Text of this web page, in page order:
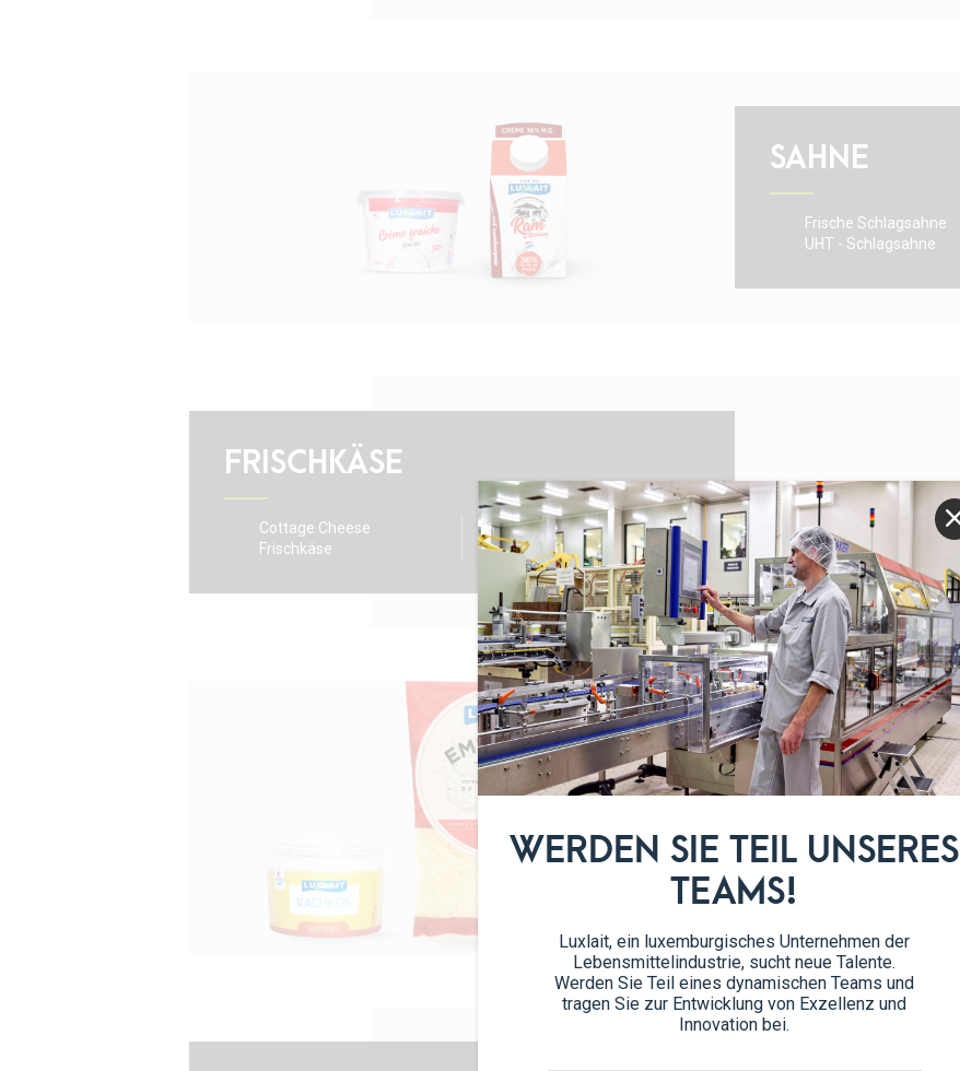
WERDEN SIE TEIL UNSERES
TEAMS!
Luxlait, ein luxemburgisches Unternehmen der
Lebensmittelindustrie, sucht neue Talente.
Werden Sie Teil eines dynamischen Teams und
tragen Sie zur Entwicklung von Exzellenz und
Innovation bei.
SAHNE
Frische Schlagsahne
UHT - Schlagsahne
FRISCHKÄSE
Cottage Cheese
Frischkäse
Brach
KÄSE
Bio Brie
Käsewürfel